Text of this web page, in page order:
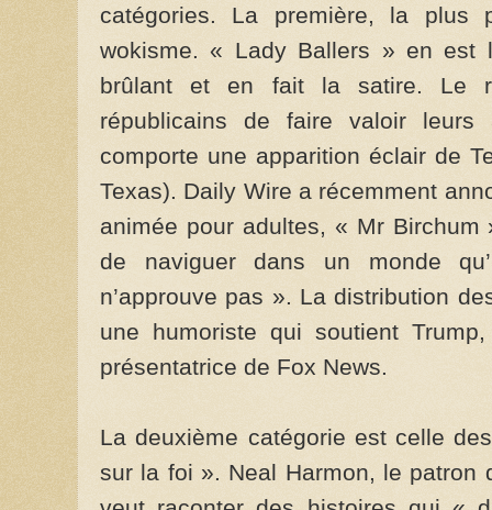
catégories. La première, la plus
wokisme. « Lady Ballers » en
brûlant et en fait la satire. Le
républicains de faire valoir
comporte une apparition éclair de
Texas). Daily Wire a récemment
animée pour adultes, « Mr
de naviguer dans un monde
n’approuve pas ». La distribution
une humoriste qui soutient
présentatrice de Fox News.
La deuxième catégorie est celle
sur la foi ». Neal Harmon, le patron